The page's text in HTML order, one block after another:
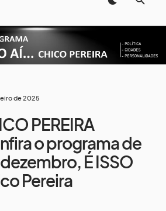
de 2025
PEREIRA
o programa de
É ISSO
Pereira